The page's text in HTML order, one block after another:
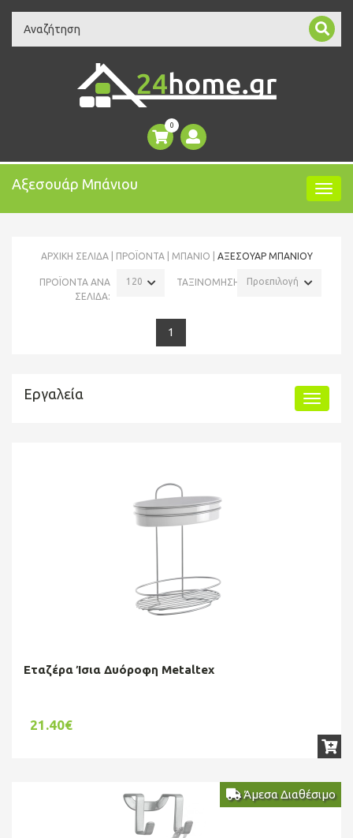
Search
0
Αξεσουάρ Μπάνιου
ΑΡΧΙΚΉ ΣΕΛΊΔΑ ΠΡΟΪΌΝΤΑ ΜΠΑΝΙΟ ΑΞΕΣΟΥΆΡ ΜΠΆΝΙΟΥ
ΠΡΟΪΟΝΤΑ ΑΝΑ
ΣΕΛΙΔΑ:
120 ΤΑΞΙΝΟΜΗΣΗ: Προεπιλογή
1
Εργαλεία
Εταζέρα Ίσια Δυόροφη Metaltex
21.40€
Άμεσα Διαθέσιμο